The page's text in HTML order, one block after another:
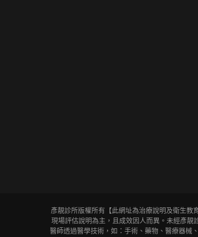
彥靚診所版權所有【此網址為治療說明及衛生
現場評估說明為主，且成效因人而異。未經彥
醫師透過醫學技術，如：手術、藥物、醫療器械